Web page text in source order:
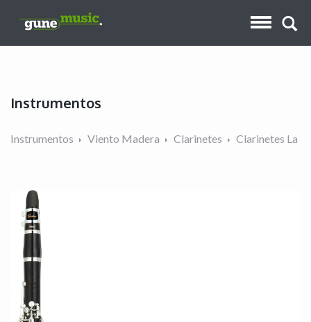
Instrumentos
Instrumentos Viento Madera Clarinetes Clarinetes La